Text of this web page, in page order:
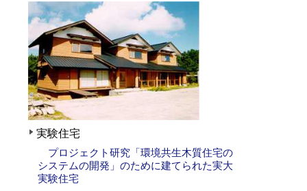
実験住宅
プロジェクト研究「環境共生木質住宅の
システムの開発」のために建てられた実大
実験住宅